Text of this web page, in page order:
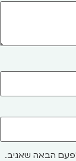
הבאה שאגיב.